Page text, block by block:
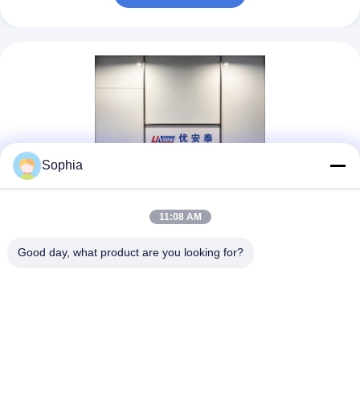
Sophia
11:08 AM
Good day, what product are you looking for?